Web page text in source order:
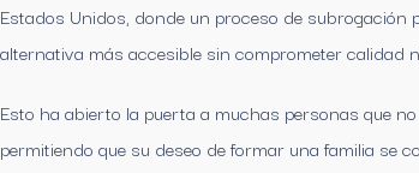
Estados Unidos, donde un proceso de subrogación
alternativa más accesible sin comprometer calidad
Esto ha abierto la puerta a muchas personas que
permitiendo que su deseo de formar una familia se